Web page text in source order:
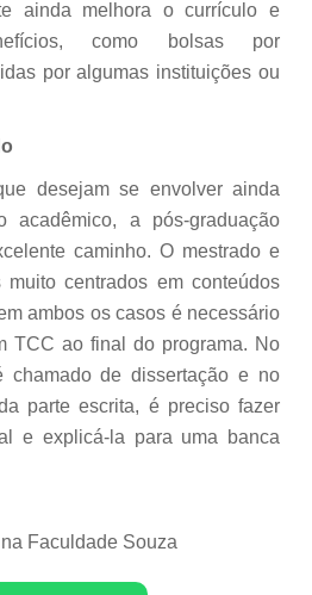
ainda melhora o currículo e
como bolsas por
por algumas instituições ou
desejam se envolver ainda
acadêmico, a pós-graduação
caminho. O mestrado e
centrados em conteúdos
ambos os casos é necessário
TCC ao final do programa. No
chamado de dissertação e no
parte escrita, é preciso fazer
e explicá-la para uma banca
Faculdade Souza